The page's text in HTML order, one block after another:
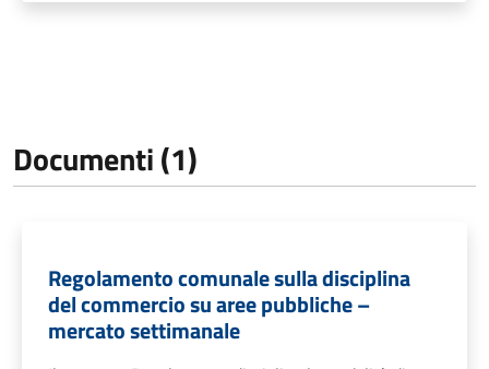
Documenti (1)
Regolamento comunale sulla disciplina
del commercio su aree pubbliche –
mercato settimanale